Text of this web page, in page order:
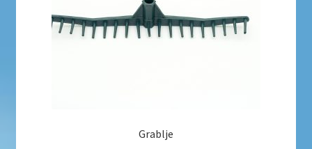
Uvjeti poslovanja
Grablje